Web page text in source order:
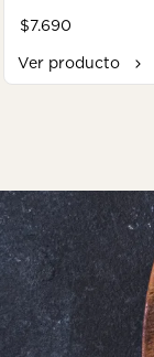
mayonesa de la casa.
$7.690
Ver producto